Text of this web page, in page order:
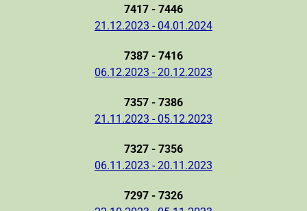
7417 - 7446
21.12.2023 - 04.01.2024
7387 - 7416
06.12.2023 - 20.12.2023
7357 - 7386
21.11.2023 - 05.12.2023
7327 - 7356
06.11.2023 - 20.11.2023
7297 - 7326